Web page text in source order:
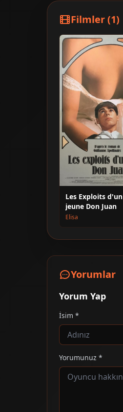
Filmler (1)
Les Exploits d'un
jeune Don Juan
Elisa
Yorumlar
Yorum Yap
İsim *
Yorumunuz *